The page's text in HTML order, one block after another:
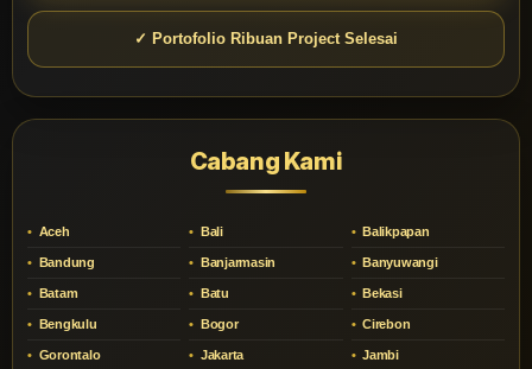
✓ Portofolio Ribuan Project Selesai
Cabang Kami
Aceh Bali Balikpapan
Bandung Banjarmasin Banyuwangi
Batam Batu Bekasi
Bengkulu Bogor Cirebon
Gorontalo Jakarta Jambi